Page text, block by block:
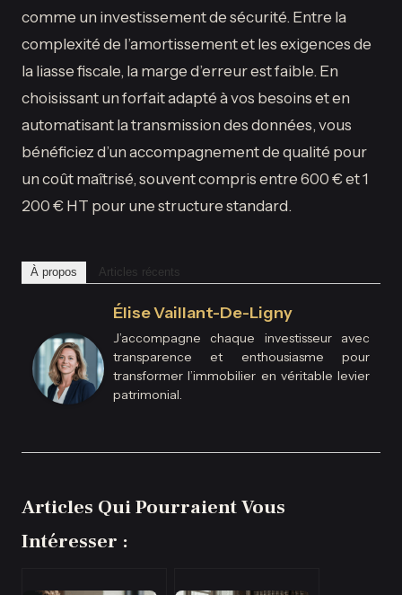
comme un investissement de sécurité. Entre la
complexité de l’amortissement et les exigences de
la liasse fiscale, la marge d’erreur est faible. En
choisissant un forfait adapté à vos besoins et en
automatisant la transmission des données, vous
bénéficiez d’un accompagnement de qualité pour
un coût maîtrisé, souvent compris entre 600 € et 1
200 € HT pour une structure standard.
À propos Articles récents
Élise Vaillant-De-Ligny
J’accompagne chaque investisseur avec
transparence et enthousiasme pour
transformer l’immobilier en véritable levier
patrimonial.
Articles Qui Pourraient Vous
Intéresser :